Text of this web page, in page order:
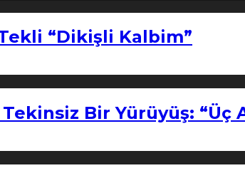
“Dikişli Kalbim”
Tekinsiz Bir Yürüyüş: